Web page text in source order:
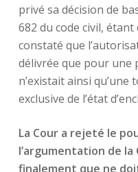
privé sa décision de
682 du code civil, étant
constaté que
délivrée que pour une
n’existait ainsi qu’une
exclusive de l’état
La Cour a rejeté le
l’argumentation de la
finalement que ne